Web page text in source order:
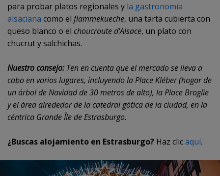
para probar platos regionales y la gastronomía
alsaciana como el flammekueche, una tarta cubierta con
queso blanco o el choucroute d'Alsace, un plato con
chucrut y salchichas.
Nuestro consejo: Ten en cuenta que el mercado se lleva a
cabo en varios lugares, incluyendo la Place Kléber (hogar de
un árbol de Navidad de 30 metros de alto), la Place Broglie
y el área alrededor de la catedral gótica de la ciudad, en la
céntrica Grande Île de Estrasburgo.
¿Buscas alojamiento en Estrasburgo? Haz clicaquí.